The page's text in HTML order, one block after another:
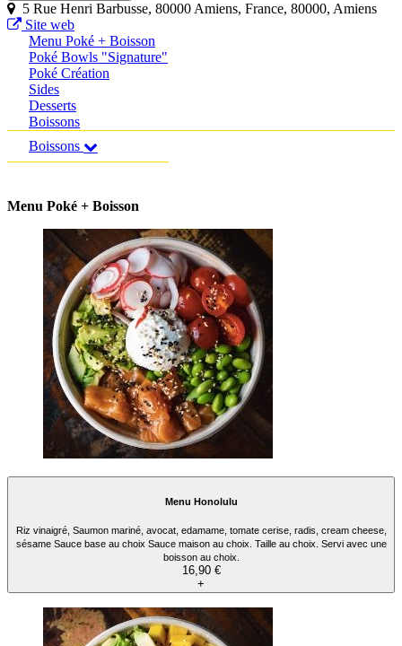
5 Rue Henri Barbusse, 80000 Amiens, France, 80000, Amiens
Site web
Menu Poké + Boisson
Poké Bowls "Signature"
Poké Création
Sides
Desserts
Boissons
Boissons
Menu Poké + Boisson
Menu Honolulu
Riz vinaigré, Saumon mariné, avocat, edamame, tomate cerise, radis, cream cheese,
sésame Sauce base au choix Sauce maison au choix. Taille au choix. Servi avec une
boisson au choix.
16,90 €
+